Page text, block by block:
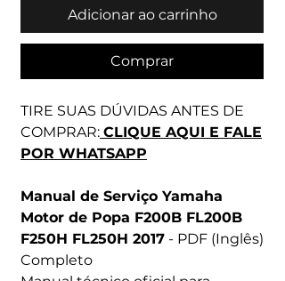
Adicionar ao carrinho
Comprar
TIRE SUAS DÚVIDAS ANTES DE
COMPRAR: CLIQUE AQUI E FALE
POR WHATSAPP
Manual de Serviço Yamaha
Motor de Popa F200B FL200B
F250H FL250H 2017 - PDF (Inglês)
Completo